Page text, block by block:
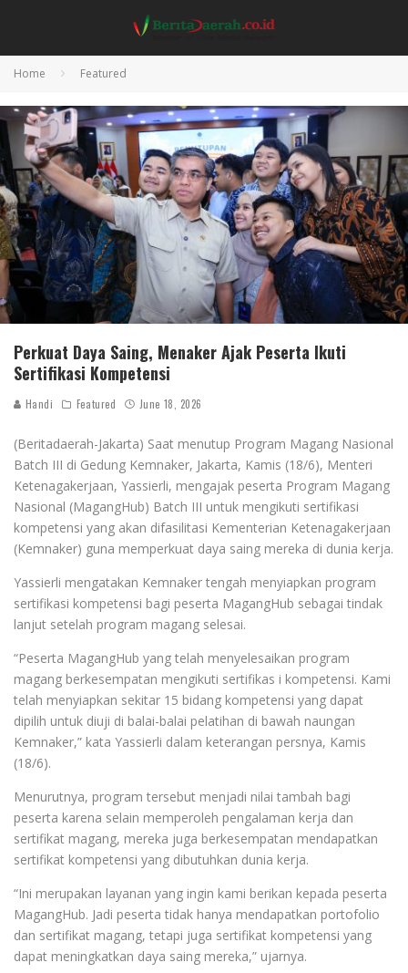
Home Featured
Perkuat Daya Saing, Menaker Ajak Peserta Ikuti
Sertifikasi Kompetensi
Handi Featured June 18, 2026
(Beritadaerah-Jakarta) Saat menutup Program Magang Nasional
Batch III di Gedung Kemnaker, Jakarta, Kamis (18/6), Menteri
Ketenagakerjaan, Yassierli, mengajak peserta Program Magang
Nasional (MagangHub) Batch III untuk mengikuti sertifikasi
kompetensi yang akan difasilitasi Kementerian Ketenagakerjaan
(Kemnaker) guna memperkuat daya saing mereka di dunia kerja.
Yassierli mengatakan Kemnaker tengah menyiapkan program
sertifikasi kompetensi bagi peserta MagangHub sebagai tindak
lanjut setelah program magang selesai.
“Peserta MagangHub yang telah menyelesaikan program
magang berkesempatan mengikuti sertifikas i kompetensi. Kami
telah menyiapkan sekitar 15 bidang kompetensi yang dapat
dipilih untuk diuji di balai-balai pelatihan di bawah naungan
Kemnaker,” kata Yassierli dalam keterangan persnya, Kamis
(18/6).
Menurutnya, program tersebut menjadi nilai tambah bagi
peserta karena selain memperoleh pengalaman kerja dan
sertifikat magang, mereka juga berkesempatan mendapatkan
sertifikat kompetensi yang dibutuhkan dunia kerja.
“Ini merupakan layanan yang ingin kami berikan kepada peserta
MagangHub. Jadi peserta tidak hanya mendapatkan portofolio
dan sertifikat magang, tetapi juga sertifikat kompetensi yang
dapat meningkatkan daya saing mereka,” ujarnya.